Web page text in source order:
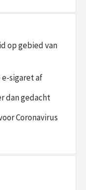
op gebied van
e-sigaret af
dan gedacht
Coronavirus